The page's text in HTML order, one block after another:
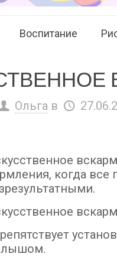
Воспитание
Ольга в
когда все